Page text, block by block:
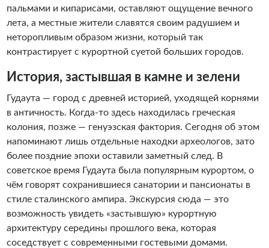
пальмами и кипарисами, оставляют ощущение вечного
лета, а местные жители славятся своим радушием и
неторопливым образом жизни, который так
контрастирует с курортной суетой больших городов.
История, застывшая в камне и зелени
Гудаута — город с древней историей, уходящей корнями
в античность. Когда-то здесь находилась греческая
колония, позже — генуэзская фактория. Сегодня об этом
напоминают лишь отдельные находки археологов, зато
более поздние эпохи оставили заметный след. В
советское время Гудаута была популярным курортом, о
чём говорят сохранившиеся санатории и пансионаты в
стиле сталинского ампира. Экскурсия сюда — это
возможность увидеть «застывшую» курортную
архитектуру середины прошлого века, которая
соседствует с современными гостевыми домами.